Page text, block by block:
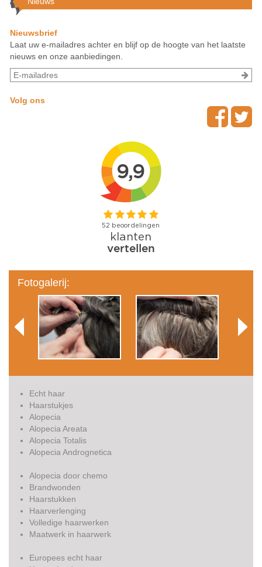
Nieuwsbrief
Laat uw e-mailadres achter en blijf op de hoogte van het laatste
nieuws en onze aanbiedingen.
Volg ons
Fotogalerij:
Echt haar
Haarstukjes
Alopecia
Alopecia Areata
Alopecia Totalis
Alopecia Andrognetica
Alopecia door chemo
Brandwonden
Haarstukken
Haarverlenging
Volledige haarwerken
Maatwerk in haarwerk
Europees echt haar